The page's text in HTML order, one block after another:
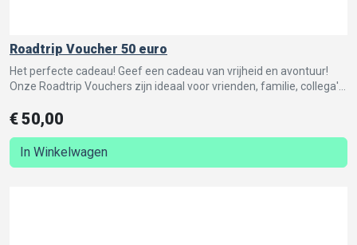
Roadtrip Voucher 50 euro
Het perfecte cadeau! Geef een cadeau van vrijheid en avontuur!
Onze Roadtrip Vouchers zijn ideaal voor vrienden, familie, collega's
€50,00
In Winkelwagen